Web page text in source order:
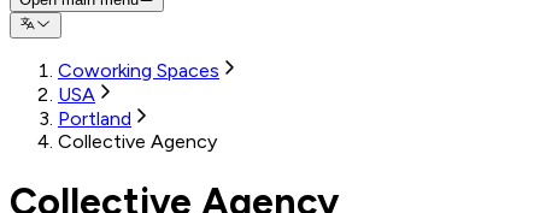
Coworking Spaces
USA
Portland
Collective Agency
Collective Agency